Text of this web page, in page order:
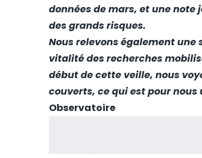
données de mars, et unenote
des grands risques.
Nous relevons également
vitalité des recherches
début de cette veille, nous
couverts, ce qui est pour
Observatoire